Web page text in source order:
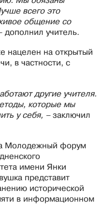
всего это
общение со
дополнил учитель.
нацелен на открытый
в частности, с
другие учителя.
которые мы
у себя, –заключил
Молодежный форум
имени Янки
представит
исторической
в информационном